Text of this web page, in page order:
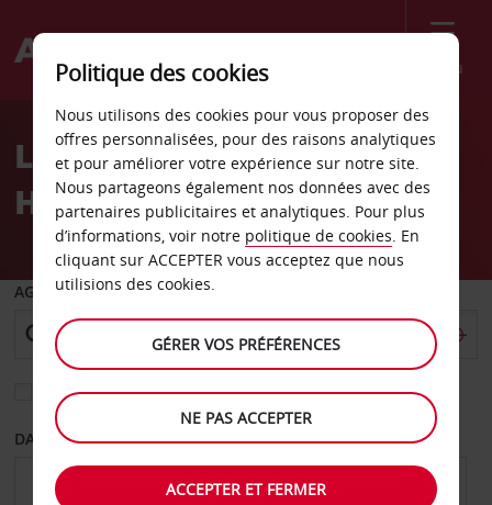
Menu
Welcome
AvisLocation de voiture
Hazyview - Agence
AGENCE DE DÉPART
Sélectionnez une autre agence de retour
DATE DE DÉPART DATE DE RETOUR
Politique des cookies
Nous utilisons des cookies pour vous proposer des
offres personnalisées, pour des raisons analytiques
et pour améliorer votre expérience sur notre site.
Nous partageons également nos données avec des
partenaires publicitaires et analytiques. Pour plus
d’informations, voir notre politique de cookies. En
cliquant sur ACCEPTER vous acceptez que nous
utilisions des cookies.
GÉRER VOS PRÉFÉRENCES
NE PAS ACCEPTER
ACCEPTER ET FERMER